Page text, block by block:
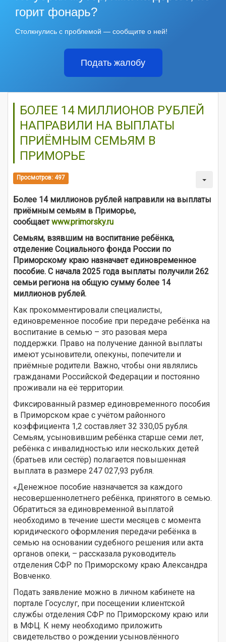
горит фонарь?
Столкнулись с проблемой — сообщите о ней!
Подать жалобу
БОЛЕЕ 14 МИЛЛИОНОВ РУБЛЕЙ
НАПРАВИЛИ НА ВЫПЛАТЫ
ПРИЁМНЫМ СЕМЬЯМ В
ПРИМОРЬЕ
Просмотров: 497
Более 14 миллионов рублей направили на выплаты
приёмным семьям в Приморье,
сообщаетwww.primorsky.ru
Семьям, взявшим на воспитание ребёнка,
отделение Социального фонда России по
Приморскому краю назначает единовременное
пособие. С начала 2025 года выплаты получили 262
семьи региона на общую сумму более 14
миллионов рублей.
Как прокомментировали специалисты,
единовременное пособие при передаче ребёнка на
воспитание в семью – это разовая мера
поддержки. Право на получение данной выплаты
имеют усыновители, опекуны, попечители и
приёмные родители. Важно, чтобы они являлись
гражданами Российской Федерации и постоянно
проживали на её территории.
Фиксированный размер единовременного пособия
в Приморском крае с учётом районного
коэффициента 1,2 составляет 32 330,05 рубля.
Семьям, усыновившим ребёнка старше семи лет,
ребёнка с инвалидностью или нескольких детей
(братьев или сестёр) полагается повышенная
выплата в размере 247 027,93 рубля.
«Денежное пособие назначается за каждого
несовершеннолетнего ребёнка, принятого в семью.
Обратиться за единовременной выплатой
необходимо в течение шести месяцев с момента
юридического оформления передачи ребёнка в
семью на основании судебного решения или акта
органов опеки, – рассказала руководитель
отделения СФР по Приморскому краю Александра
Вовченко.
Подать заявление можно в личном кабинете на
портале Госуслуг, при посещении клиентской
службы отделения СФР по Приморскому краю или
в МФЦ. К нему необходимо приложить
свидетельство о рождении усыновлённого